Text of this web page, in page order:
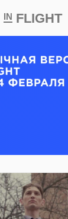
INFLIGHT